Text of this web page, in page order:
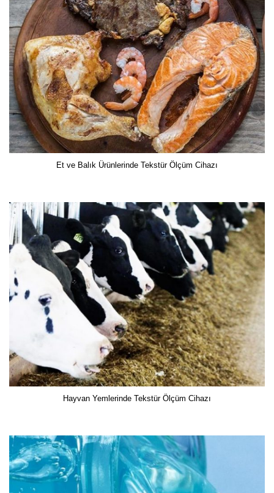
Et ve Balık Ürünlerinde Tekstür Ölçüm Cihazı
Hayvan Yemlerinde Tekstür Ölçüm Cihazı